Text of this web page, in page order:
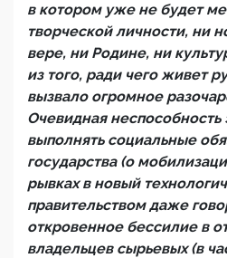
в котором уже не будет
творческой личности, ни
вере, ни Родине, ни
из того, ради чего живет
вызвало огромное
Очевидная
выполнять социальные
государства (о
рывках в новый
правительством даже
откровенное бессилие в
владельцев сырьевых (в